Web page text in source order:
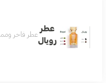
عطر
رويال
عطر فاخر